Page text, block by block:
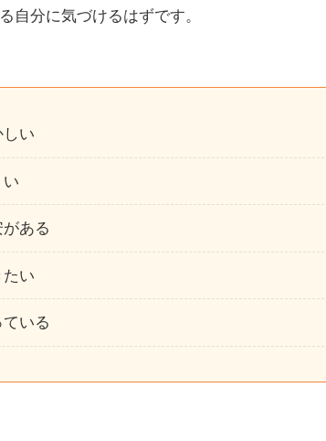
自分に気づけるはずです。
い
ある
い
いる